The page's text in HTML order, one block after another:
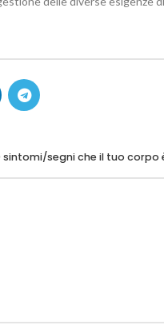
sintomi/segni che il tuo corpo